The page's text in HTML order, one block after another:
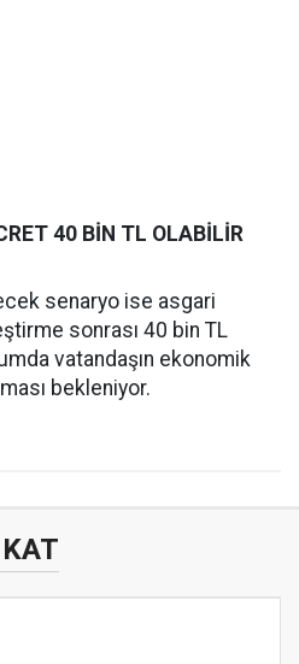
40 BİN TL OLABİLİR
senaryo ise asgari
sonrası 40 bin TL
vatandaşın ekonomik
bekleniyor.